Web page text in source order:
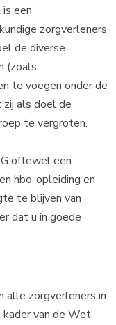
een
zorgverleners
de diverse
(zoals
te voegen onder de
zij als doel de
te vergroten.
oftewel een
hbo-opleiding en
te blijven van
dat u in goede
alle zorgverleners in
kader van de Wet